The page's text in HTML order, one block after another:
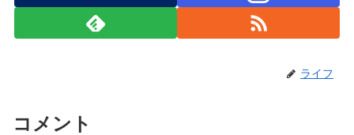
ライフ
コメント